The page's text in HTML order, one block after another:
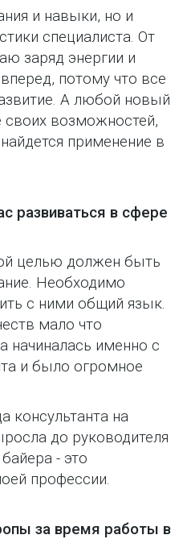
и навыки, но и
специалиста. От
заряд энергии и
потому что все
А любой новый
возможностей,
применение в
развиваться в сфере
целью должен быть
Необходимо
с ними общий язык.
мало что
начиналась именно с
и было огромное
консультанта на
до руководителя
- это
профессии.
за время работы в